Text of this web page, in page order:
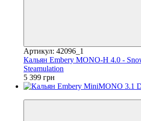
Артикул: 42096_1
Кальян Embery MONO-H 4.0 -
Steamulation
5 399 грн